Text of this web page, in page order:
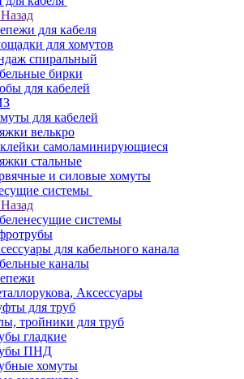
Назад
для кабеля
для хомутов
спиральный
бирки
для кабелей
для кабелей
велькро
самоламинирующиеся
стальные
и силовые хомуты
системы
Назад
системы
для кабельного канала
каналы
Аксессуары
для труб
тройники для труб
гладкие
ПНД
хомуты